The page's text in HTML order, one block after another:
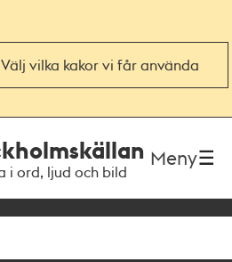
Välj vilka kakor vi får använda
i ord, ljud och bild
Meny